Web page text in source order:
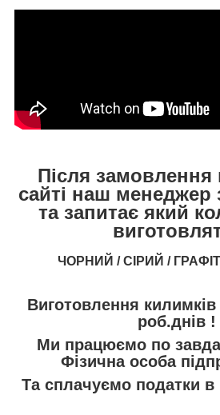
Після
сайті наш менеджер
та запитає який
ЧОРНИЙ / СІРИЙ /
Виготовлення килимків
роб.днів !
Ми працюємо по
Фізична особа
Та сплачуємо податки в